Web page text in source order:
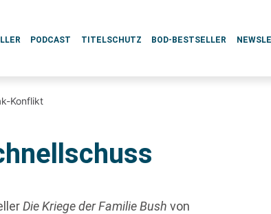
PODCAST TITELSCHUTZ BOD-BESTSELLER
Konflikt
Die Kriege der Familie Bush von